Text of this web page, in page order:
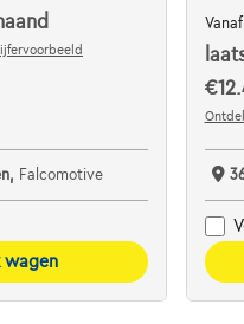
Falcomotive
wagen
Vanaf